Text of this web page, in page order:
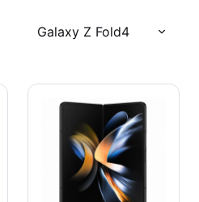
Galaxy Z Fold4